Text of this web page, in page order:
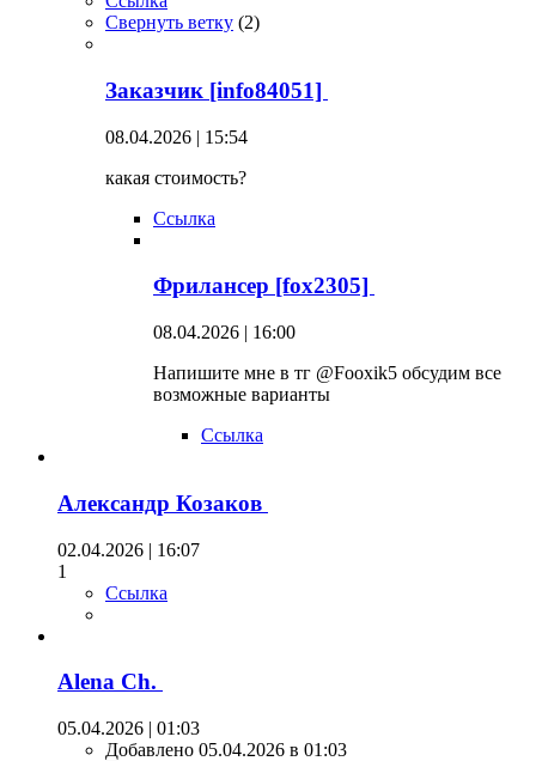
Свернуть ветку (2)
Заказчик [info84051]
08.04.2026 | 15:54
какая стоимость?
Ссылка
Фрилансер [fox2305]
08.04.2026 | 16:00
Напишите мне в тг @Fooxik5 обсудим все
возможные варианты
Ссылка
Александр Козаков
02.04.2026 | 16:07
1
Ссылка
Alena Ch.
05.04.2026 | 01:03
Добавлено 05.04.2026 в 01:03